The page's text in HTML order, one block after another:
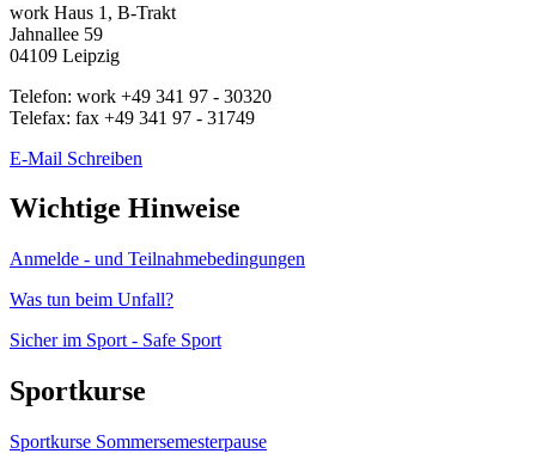
work Haus 1, B-Trakt
Jahnallee 59
04109 Leipzig
Telefon: work +49 341 97 - 30320
Telefax: fax +49 341 97 - 31749
E-Mail Schreiben
Wichtige Hinweise
Anmelde - und Teilnahmebedingungen
Was tun beim Unfall?
Sicher im Sport - Safe Sport
Sportkurse
Sportkurse Sommersemesterpause